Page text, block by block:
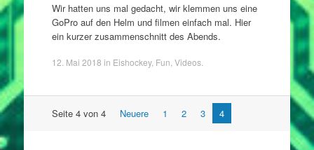
Wir hatten uns mal gedacht, wir klemmen uns eine
GoPro auf den Helm und filmen einfach mal. Hier
ein kurzer zusammenschnitt des Abends.
12. Mai 2018 in Eishockey, Fun Videos.
Artikel
Seite 4 von 4 Neuere 1 2 3 4